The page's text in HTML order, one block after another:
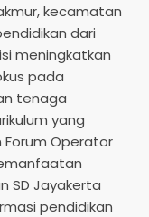
kecamatan
dari
meningkatkan
pada
tenaga
yang
Operator
SD Jayakerta
pendidikan